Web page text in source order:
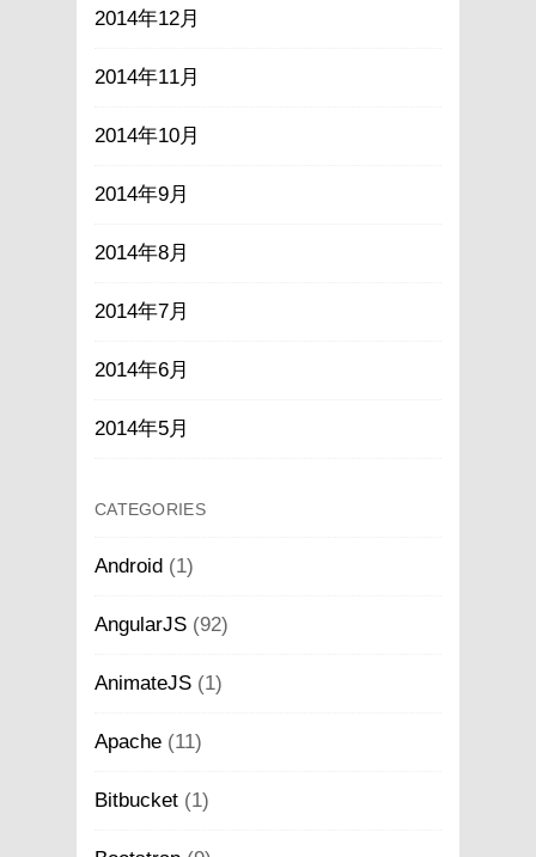
2014年12月
2014年11月
2014年10月
2014年9月
2014年8月
2014年7月
2014年6月
2014年5月
CATEGORIES
Android (1)
AngularJS (92)
AnimateJS (1)
Apache (11)
Bitbucket (1)